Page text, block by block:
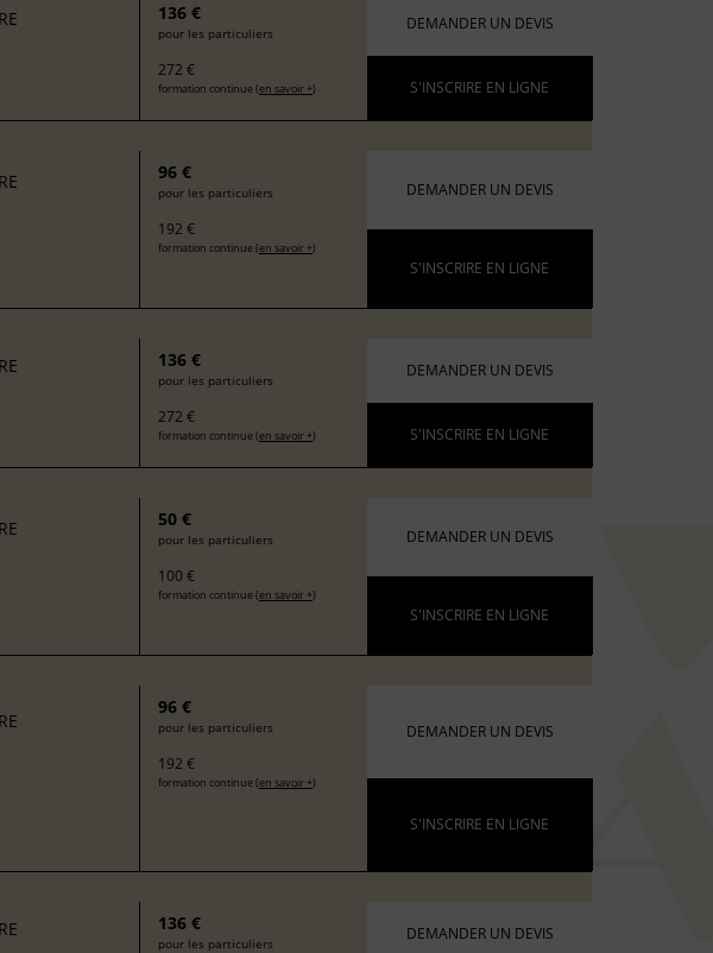
136 €
pour les particuliers
272 €
formation continue (en savoir +)
DEMANDER UN DEVIS
S'INSCRIRE EN LIGNE
96 €
pour les particuliers
192 €
formation continue (en savoir +)
DEMANDER UN DEVIS
S'INSCRIRE EN LIGNE
136 €
pour les particuliers
272 €
formation continue (en savoir +)
DEMANDER UN DEVIS
S'INSCRIRE EN LIGNE
50 €
pour les particuliers
100 €
formation continue (en savoir +)
DEMANDER UN DEVIS
S'INSCRIRE EN LIGNE
96 €
pour les particuliers
192 €
formation continue (en savoir +)
DEMANDER UN DEVIS
S'INSCRIRE EN LIGNE
136 €
pour les particuliers DEMANDER UN DEVIS